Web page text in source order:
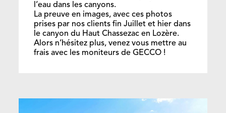
l’eau dans les canyons.
La preuve en images, avec ces photos
prises par nos clients fin Juillet et hier dans
le canyon du Haut Chassezac en Lozère.
Alors n’hésitez plus, venez vous mettre au
frais avec les moniteurs de GECCO !